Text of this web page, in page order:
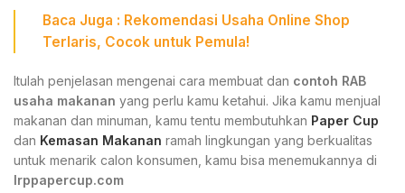
Baca Juga : Rekomendasi Usaha Online Shop
Terlaris, Cocok untuk Pemula!
Itulah penjelasan mengenai cara membuat dan contoh RAB
usaha makanan yang perlu kamu ketahui. Jika kamu menjual
makanan dan minuman, kamu tentu membutuhkan Paper Cup
dan Kemasan Makanan ramah lingkungan yang berkualitas
untuk menarik calon konsumen, kamu bisa menemukannya di
Irppapercup.com